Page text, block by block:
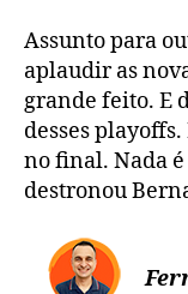
Assunto para
aplaudir as
grande feito. E
desses
no final. Nada
destronou